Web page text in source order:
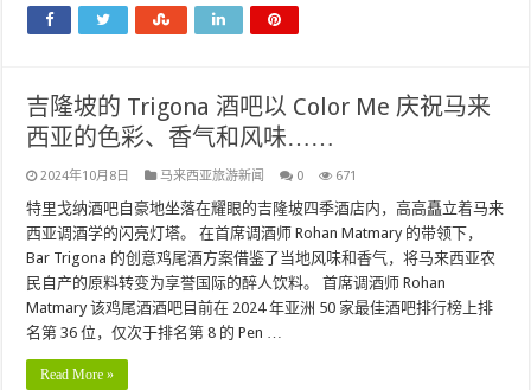
吉隆坡的 Trigona 酒吧以 Color Me 庆祝马来
西亚的色彩、香气和风味……
2024年10月8日 马来西亚旅游新闻 0 671
特里戈纳酒吧自豪地坐落在耀眼的吉隆坡四季酒店内，高高矗立着马来
西亚调酒学的闪亮灯塔。 在首席调酒师 Rohan Matmary 的带领下，
Bar Trigona 的创意鸡尾酒方案借鉴了当地风味和香气，将马来西亚农
民自产的原料转变为享誉国际的醉人饮料。 首席调酒师 Rohan
Matmary 该鸡尾酒酒吧目前在 2024 年亚洲 50 家最佳酒吧排行榜上排
名第 36 位，仅次于排名第 8 的 Pen …
Read More »